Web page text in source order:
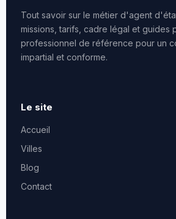
Tout savoir sur le métier d'agent
missions, tarifs, cadre légal et guides
professionnel de référence pour un
impartial et conforme.
Le site
Accueil
Villes
Blog
Contact